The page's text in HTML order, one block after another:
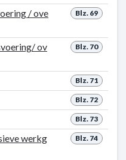
Blz. 69
/ ove
Blz. 70
ov
Blz. 71
Blz. 72
Blz. 73
Blz. 74
werkg